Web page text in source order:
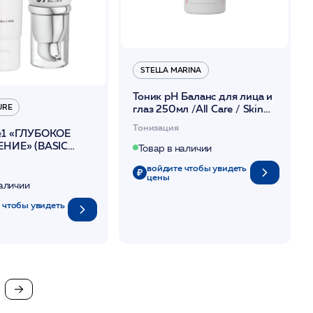
«ГЛУБОКОЕ
(BASIC
SERUM+BASIC
увидеть
STELLA MARINA
Тоник рН Баланс для лица и
глаз 250мл /All Care / Skin
Тонизация
Товар в наличии
войдите чтобы увидеть
цены